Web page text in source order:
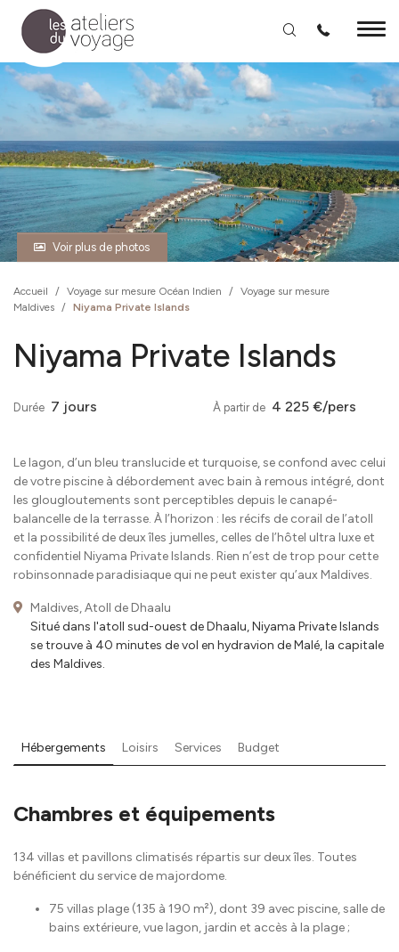
Aller au contenu principal
Voir plus de photos
Accueil / Voyage sur mesure Océan Indien / Voyage sur mesure
Maldives / Niyama Private Islands
Niyama Private Islands
Durée 7 jours À partir de 4 225 €/pers
Le lagon, d’un bleu translucide et turquoise, se confond avec celui
de votre piscine à débordement avec bain à remous intégré, dont
les glougloutements sont perceptibles depuis le canapé-
balancelle de la terrasse. À l’horizon : les récifs de corail de l’atoll
et la possibilité de deux îles jumelles, celles de l’hôtel ultra luxe et
confidentiel Niyama Private Islands. Rien n’est de trop pour cette
robinsonnade paradisiaque qui ne peut exister qu’aux Maldives.
Maldives, Atoll de Dhaalu
Situé dans l'atoll sud-ouest de Dhaalu, Niyama Private Islands
se trouve à 40 minutes de vol en hydravion de Malé, la capitale
des Maldives.
Hébergements Loisirs Services Budget
Chambres et équipements
134 villas et pavillons climatisés répartis sur deux îles. Toutes
bénéficient du service de majordome.
75 villas plage (135 à 190 m²), dont 39 avec piscine, salle de
bains extérieure, vue lagon, jardin et accès à la plage ;